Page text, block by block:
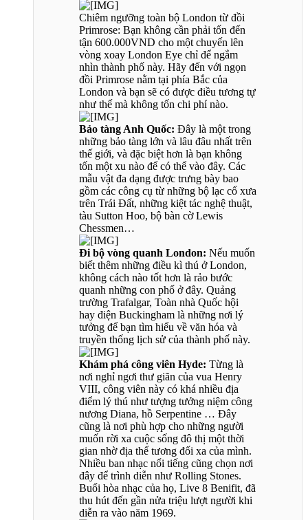
Chiêm ngưỡng toàn bộ London từ đồi
Primrose: Bạn không cần phải tốn đến
tận 600.000VND cho một chuyến lên
vòng xoay London Eye chỉ để ngắm
nhìn thành phố này. Hãy đến với ngọn
đồi Primrose nằm tại phía Bắc của
London và bạn sẽ có được điều tương tự
như thế mà không tốn chi phí nào.
Bảo tàng Anh Quốc: Đây là một trong
những bảo tàng lớn và lâu đâu nhất trên
thế giới, và đặc biệt hơn là bạn không
tốn một xu nào để có thể vào đây. Các
mẫu vật đa dạng được trưng bày bao
gồm các công cụ từ những bộ lạc cổ xưa
trên Trái Đất, những kiệt tác nghệ thuật,
tàu Sutton Hoo, bộ bàn cờ Lewis
Chessmen…
Đi bộ vòng quanh London: Nếu muốn
biết thêm những điều kì thú ở London,
không cách nào tốt hơn là rảo bước
quanh những con phố ở đây. Quảng
trường Trafalgar, Toàn nhà Quốc hội
hay điện Buckingham là những nơi lý
tưởng để bạn tìm hiểu về văn hóa và
truyền thống lịch sử của thành phố này.
Khám phá công viên Hyde: Từng là
nơi nghỉ ngơi thư giãn của vua Henry
VIII, công viên này có khá nhiều địa
điểm lý thú như tượng tưởng niệm công
nương Diana, hồ Serpentine … Đây
cũng là nơi phù hợp cho những người
muốn rời xa cuộc sống đô thị một thời
gian nhờ địa thế tương đối xa của mình.
Nhiều ban nhạc nổi tiếng cũng chọn nơi
đây để trình diễn như Rolling Stones.
Buổi hòa nhạc của họ, Live 8 Benifit, đã
thu hút đến gần nửa triệu lượt người khi
diễn ra vào năm 1969.